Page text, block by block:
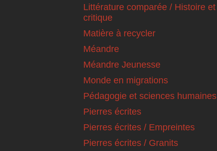
Littérature comparée / Histoire et
critique
Matière à recycler
Méandre
Méandre Jeunesse
Monde en migrations
Pédagogie et sciences humaines
Pierres écrites
Pierres écrites / Empreintes
Pierres écrites / Granits